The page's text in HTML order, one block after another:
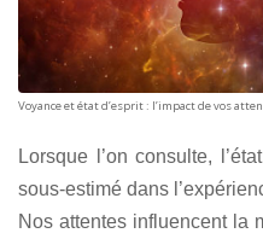
Voyance et état d’esprit : l’impact de vos
Lorsque l’on consulte,
sous-estimé dans
Nos attentes influencent la